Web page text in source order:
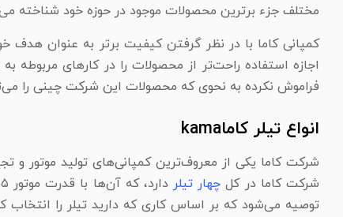
مختلف جزء برترین محصولات موجود در حوزه خود شناخته
کمپانی کاما با در نظر گرفتن کیفیت برتر به عنوان هدف
اجازه استفاده راحت‌تر از محصولات را در کار‌های
فراموش نکرده به نحوی که محصولات این شرکت چینی را
انواع تیلر کاماkama
شرکت کاما یکی از معروف‌ترین کمپانی‌های تولید موتور
شرکت کاما در کل چهار تیلر
توصیه می‌شود که بر اساس کاری که دارید تیلر را انتخاب